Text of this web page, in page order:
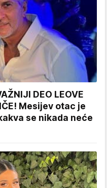
DEO LEOVE
Mesijev otac je
se nikada neće